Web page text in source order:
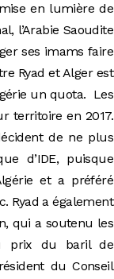
en lumière de
l’Arabie Saoudite
ses imams faire
Ryad et Alger est
un quota. Les
territoire en 2017.
de ne plus
d’IDE, puisque
et a préféré
Ryad a également
qui a soutenu les
prix du baril de
du Conseil